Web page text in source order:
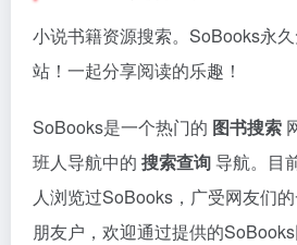
小说书籍资源搜索。SoBooks永
站！一起分享阅读的乐趣！
SoBooks是一个热门的 图书搜索
班人导航中的 搜索查询 导航。目
人浏览过SoBooks，广受网友们
朋友户，欢迎通过提供的